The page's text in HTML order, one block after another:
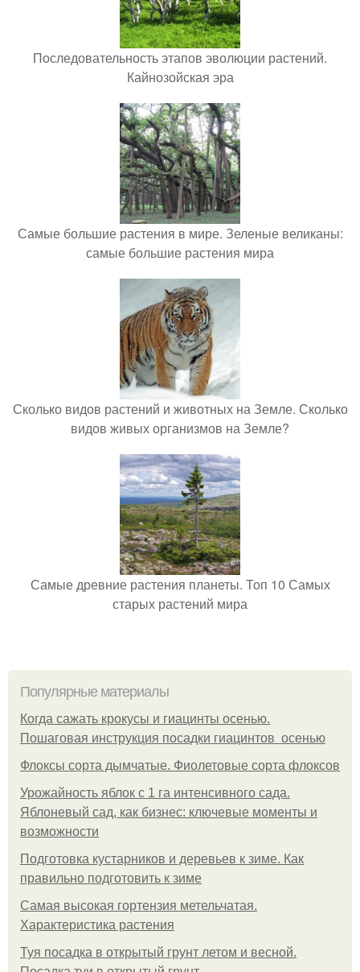
Последовательность этапов эволюции растений.
Кайнозойская эра
Самые большие растения в мире. Зеленые великаны:
самые большие растения мира
Сколько видов растений и животных на Земле. Сколько
видов живых организмов на Земле?
Самые древние растения планеты. Топ 10 Самых
старых растений мира
Популярные материалы
Когда сажать крокусы и гиацинты осенью.
Пошаговая инструкция посадки гиацинтов осенью
Флоксы сорта дымчатые. Фиолетовые сорта флоксов
Урожайность яблок с 1 га интенсивного сада.
Яблоневый сад, как бизнес: ключевые моменты и
возможности
Подготовка кустарников и деревьев к зиме. Как
правильно подготовить к зиме
Самая высокая гортензия метельчатая.
Характеристика растения
Туя посадка в открытый грунт летом и весной.